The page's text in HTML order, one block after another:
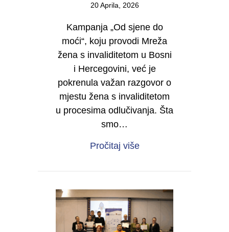
20 Aprila, 2026
Kampanja „Od sjene do
moći“, koju provodi Mreža
žena s invaliditetom u Bosni
i Hercegovini, već je
pokrenula važan razgovor o
mjestu žena s invaliditetom
u procesima odlučivanja. Šta
smo…
Pročitaj višeabout U TOKU JE